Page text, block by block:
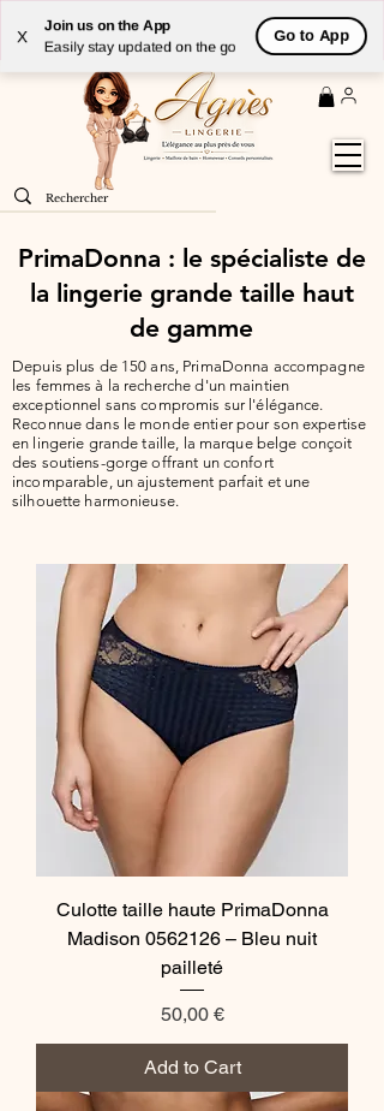
X
Join us on the App
Easily stay updated on the go
Go to App
Livraison GRATUITE(à partir de 59€) à domicile par
Colissimo en France métropolitaine
PrimaDonna : le spécialiste de
la lingerie grande taille haut
de gamme
Depuis plus de 150 ans, PrimaDonna accompagne
les femmes à la recherche d'un maintien
exceptionnel sans compromis sur l'élégance.
Reconnue dans le monde entier pour son expertise
en lingerie grande taille, la marque belge conçoit
des soutiens-gorge offrant un confort
incomparable, un ajustement parfait et une
silhouette harmonieuse.
Culotte taille haute PrimaDonna
Madison 0562126 – Bleu nuit
pailleté
Price
50,00 €
Add to Cart